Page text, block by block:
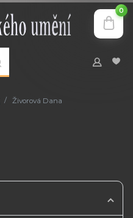
0
Živorová Dana